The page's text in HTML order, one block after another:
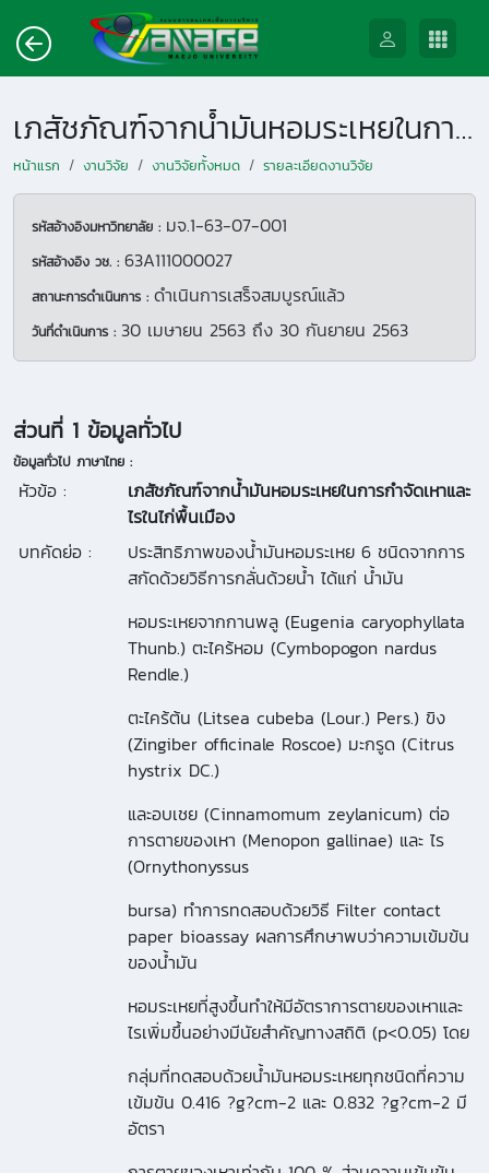
เภสัชภัณฑ์จากน้ำมันหอมระเหยในการกำจัดเหาและไรในไก่พื้นเมือง
หน้าแรก งานวิจัย งานวิจัยทั้งหมด รายละเอียดงานวิจัย
รหัสอ้างอิงมหาวิทยาลัย : มจ.1-63-07-001
รหัสอ้างอิง วช. : 63A111000027
สถานะการดำเนินการ : ดำเนินการเสร็จสมบูรณ์แล้ว
วันที่ดำเนินการ : 30 เมษายน 2563 ถึง 30 กันยายน 2563
ส่วนที่ 1 ข้อมูลทั่วไป
ข้อมูลทั่วไป ภาษาไทย :
หัวข้อ :
เภสัชภัณฑ์จากน้ำมันหอมระเหยในการกำจัดเหาและ
ไรในไก่พื้นเมือง
บทคัดย่อ :
ประสิทธิภาพของน้ำมันหอมระเหย 6 ชนิดจากการ
สกัดด้วยวิธีการกลั่นด้วยน้ำ ได้แก่ น้ำมัน
หอมระเหยจากกานพลู (Eugenia caryophyllata
Thunb.) ตะไคร้หอม (Cymbopogon nardus
Rendle.)
ตะไคร้ต้น (Litsea cubeba (Lour.) Pers.) ขิง
(Zingiber officinale Roscoe) มะกรูด (Citrus
hystrix DC.)
และอบเชย (Cinnamomum zeylanicum) ต่อ
การตายของเหา (Menopon gallinae) และ ไร
(Ornythonyssus
bursa) ทำการทดสอบด้วยวิธี Filter contact
paper bioassay ผลการศึกษาพบว่าความเข้มข้น
ของน้ำมัน
หอมระเหยที่สูงขึ้นทำให้มีอัตราการตายของเหาและ
ไรเพิ่มขึ้นอย่างมีนัยสำคัญทางสถิติ (p<0.05) โดย
กลุ่มที่ทดสอบด้วยน้ำมันหอมระเหยทุกชนิดที่ความ
เข้มข้น 0.416 ?g?cm-2 และ 0.832 ?g?cm-2 มี
อัตรา